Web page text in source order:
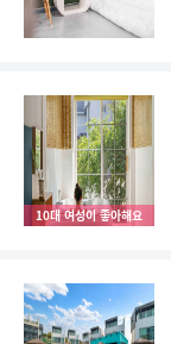
10대 여성이 좋아해요